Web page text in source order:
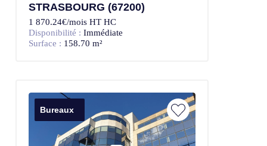
STRASBOURG (67200)
1 870.24€/mois HT HC
Disponibilité : Immédiate
Surface : 158.70 m²
Bureaux